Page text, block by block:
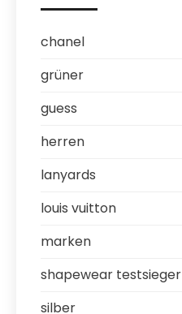
chanel
grüner
guess
herren
lanyards
louis vuitton
marken
shapewear testsieger
silber